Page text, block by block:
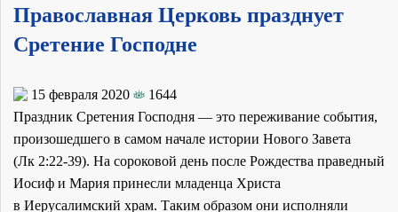
Православная Церковь празднует
Сретение Господне
15 февраля 2020
1644
Праздник Сретения Господня — это переживание события,
произошедшего в самом начале истории Нового Завета
(Лк 2:22-39). На сороковой день после Рождества праведный
Иосиф и Мария принесли младенца Христа
в Иерусалимский храм. Таким образом они исполняли